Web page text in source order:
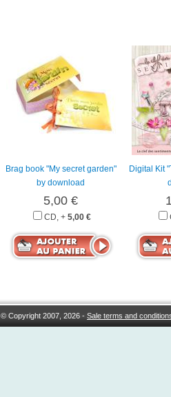
Brag book "My secret garden"
by download
5,00 €
CD, + 5,00 €
Digital Kit
© Copyright 2007, 2026 -Sale terms and